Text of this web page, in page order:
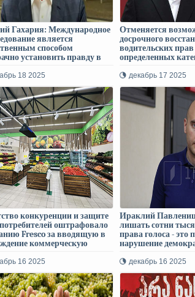
Гахария: Международное
является
способом
установить правду в
18 2025
Отменяется
досрочного
водительских
определенных
декабрь 17 2025
конкуренции и защите
оштрафовало
Fresco за вводящую в
коммерческую
16 2025
Ираклий
лишать сотни
права голоса - это
нарушение
декабрь 16 2025